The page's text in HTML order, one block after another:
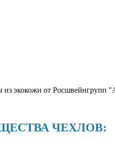
из экокожи от
ЧЕХЛОВ: